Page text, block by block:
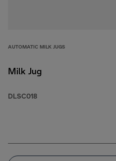
AUTOMATIC MILK JUGS
Milk Jug
DLSC018